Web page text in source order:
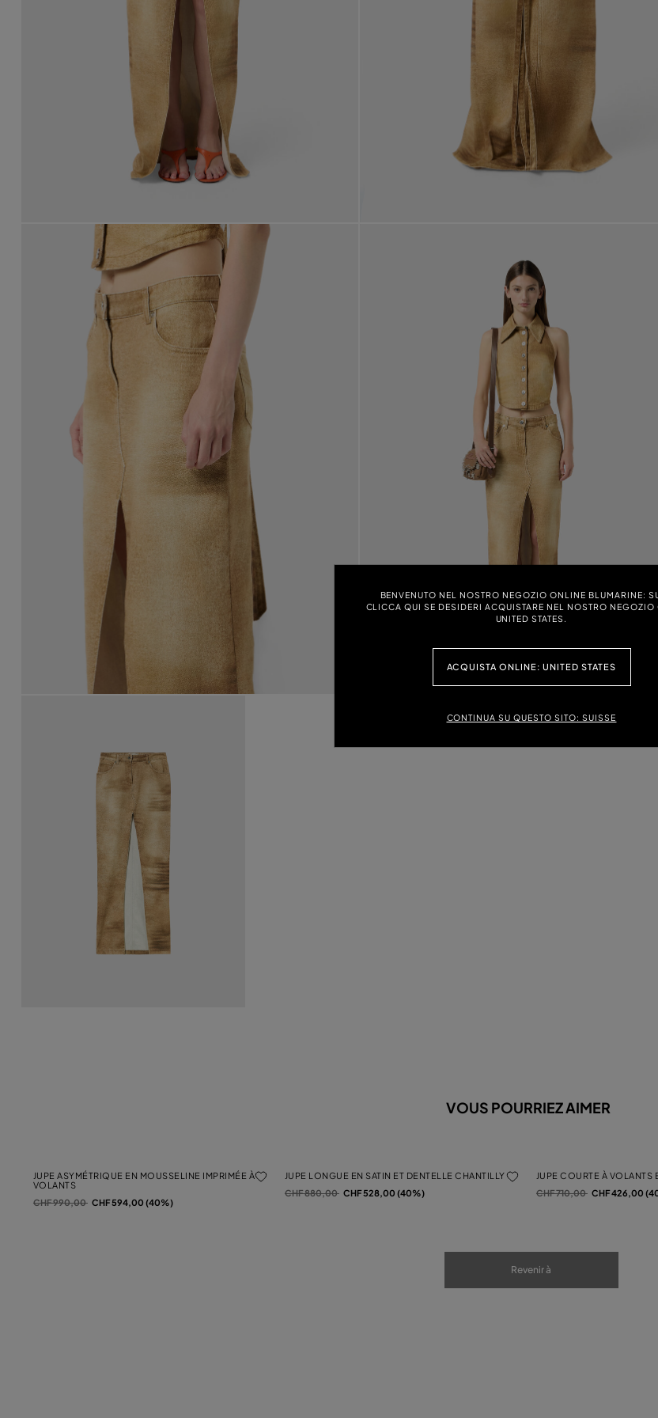
BENVENUTO NEL NOSTRO NEGOZIO ONLINE BLUMARINE:
CLICCA QUI SE DESIDERI ACQUISTARE NEL NOSTRO NEGOZIO
UNITED STATES.
ACQUISTA ONLINE: UNITED STATES
CONTINUA SU QUESTO SITO: SUISSE
VOUS POURRIEZ AIMER
JUPE ASYMÉTRIQUE EN MOUSSELINE IMPRIMÉE À
VOLANTS
Prix réduit de
CHF 990,00à CHF 594,00 (40%)
JUPE LONGUE EN SATIN ET DENTELLE CHANTILLY
Prix réduit de
CHF 880,00à CHF 528,00 (40%)
JUPE COURTE À VOLANTS
Prix réduit de
CHF 710,00à CHF 426,00
Revenir à